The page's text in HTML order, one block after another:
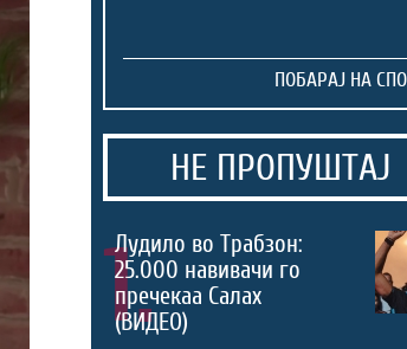
НЕ ПРОПУШТАЈ
1.
Лудило во Трабзон:
25.000 навивачи го
пречекаа Салах
(ВИДЕО)